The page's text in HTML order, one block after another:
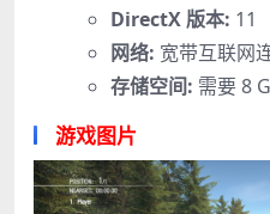
DirectX 版本: 11
网络: 宽带互联网
存储空间: 需要 8
游戏图片